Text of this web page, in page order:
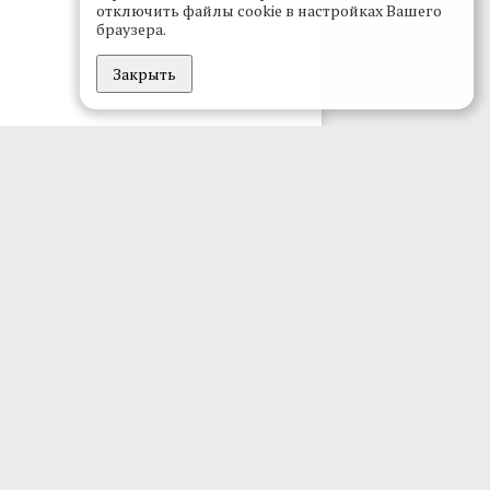
отключить файлы cookie в настройках Вашего
браузера.
Закрыть